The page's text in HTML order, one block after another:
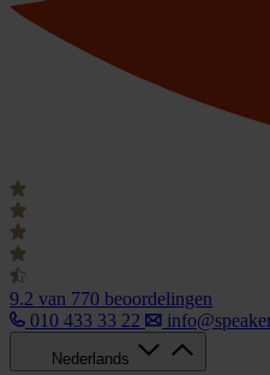
9.2 van 770 beoordelingen
010 433 33 22
Nederlands